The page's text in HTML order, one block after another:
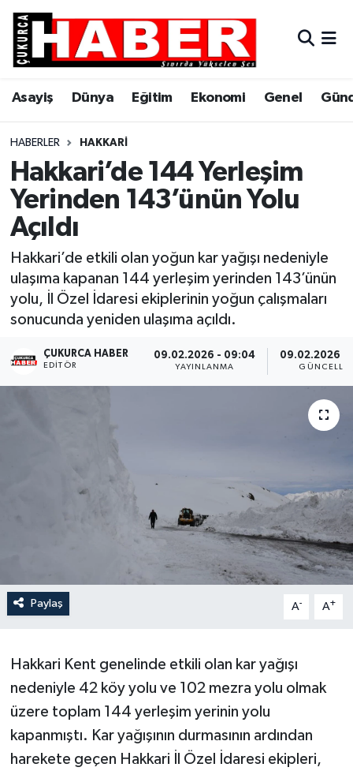
Asayiş Dünya Eğitim Ekonomi Genel
HABERLER HAKKARI
Hakkari’de 144 Yerleşim
Yerinden 143’ünün Yolu
Açıldı
Hakkari’de etkili olan yoğun kar yağışı nedeniyle
ulaşıma kapanan 144 yerleşim yerinden 143’ünün
yolu, İl Özel İdaresi ekiplerinin yoğun çalışmaları
sonucunda yeniden ulaşıma açıldı.
ÇUKURCA HABER
EDITÖR
09.02.2026 - 09:04
YAYINLANMA
09.02.2026 -
Paylaş A- A+
Hakkari Kent genelinde etkili olan kar yağışı
nedeniyle 42 köy yolu ve 102 mezra yolu olmak
üzere toplam 144 yerleşim yerinin yolu
kapanmıştı. Kar yağışının durmasının ardından
harekete geçen Hakkari İl Özel İdaresi ekipleri,
Asayiş
Dünya
Eğitim
Ekonomi
Genel
Gündem
Hakkari
Hava Durumu
Trafik Durumu
Süper Lig Puan Durumu ve Fikstür
Tüm Manşetler
Son Dakika Haberleri
Haber Arşivi